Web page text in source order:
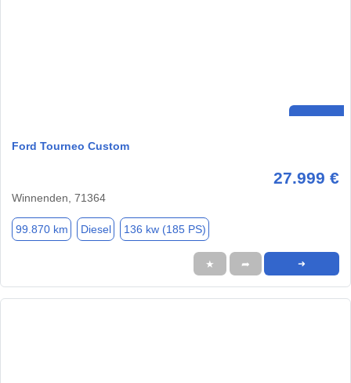
Ford Tourneo Custom
27.999 €
Winnenden, 71364
99.870 km Diesel 136 kw (185 PS)
★ ➦ ➜